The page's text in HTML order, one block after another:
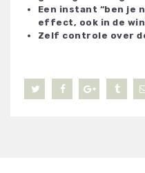
Een instant “ben je
effect, ook in de
Zelf controle over